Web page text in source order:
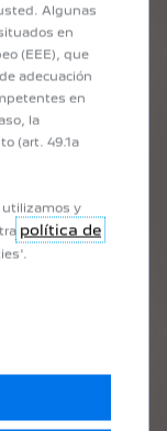
Y
SIGUIENTE
Algunas
en
(EEE), que
adecuación
en
la
(art. 49.1a
utilizamos y
política de